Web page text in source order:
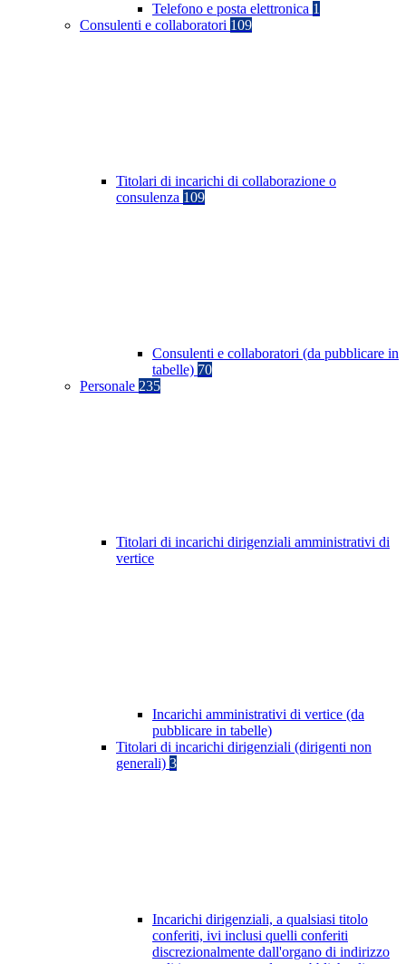
Telefono e posta elettronica 1
Consulenti e collaboratori 109
Titolari di incarichi di collaborazione o
consulenza 109
Consulenti e collaboratori (da pubblicare in
tabelle) 70
Personale 235
Titolari di incarichi dirigenziali amministrativi di
vertice
Incarichi amministrativi di vertice (da
pubblicare in tabelle)
Titolari di incarichi dirigenziali (dirigenti non
generali) 3
Incarichi dirigenziali, a qualsiasi titolo
conferiti, ivi inclusi quelli conferiti
discrezionalmente dall'organo di indirizzo